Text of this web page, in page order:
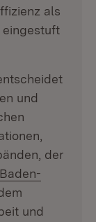
als
und
der
neuem
und